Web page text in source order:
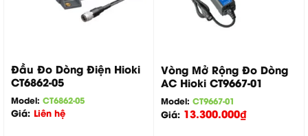
Đầu Đo Dòng Điện Hioki
CT6862-05
Model: CT6862-05
Giá: Liên hệ
Vòng Mở Rộng Đo Dòng
AC Hioki CT9667-01
Model: CT9667-01
Giá: 13.300.000₫